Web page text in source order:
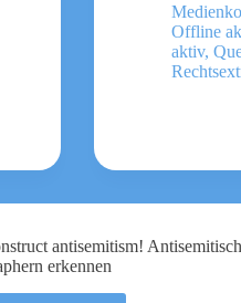
Offline
aktiv,
antisemitism!
erkennen